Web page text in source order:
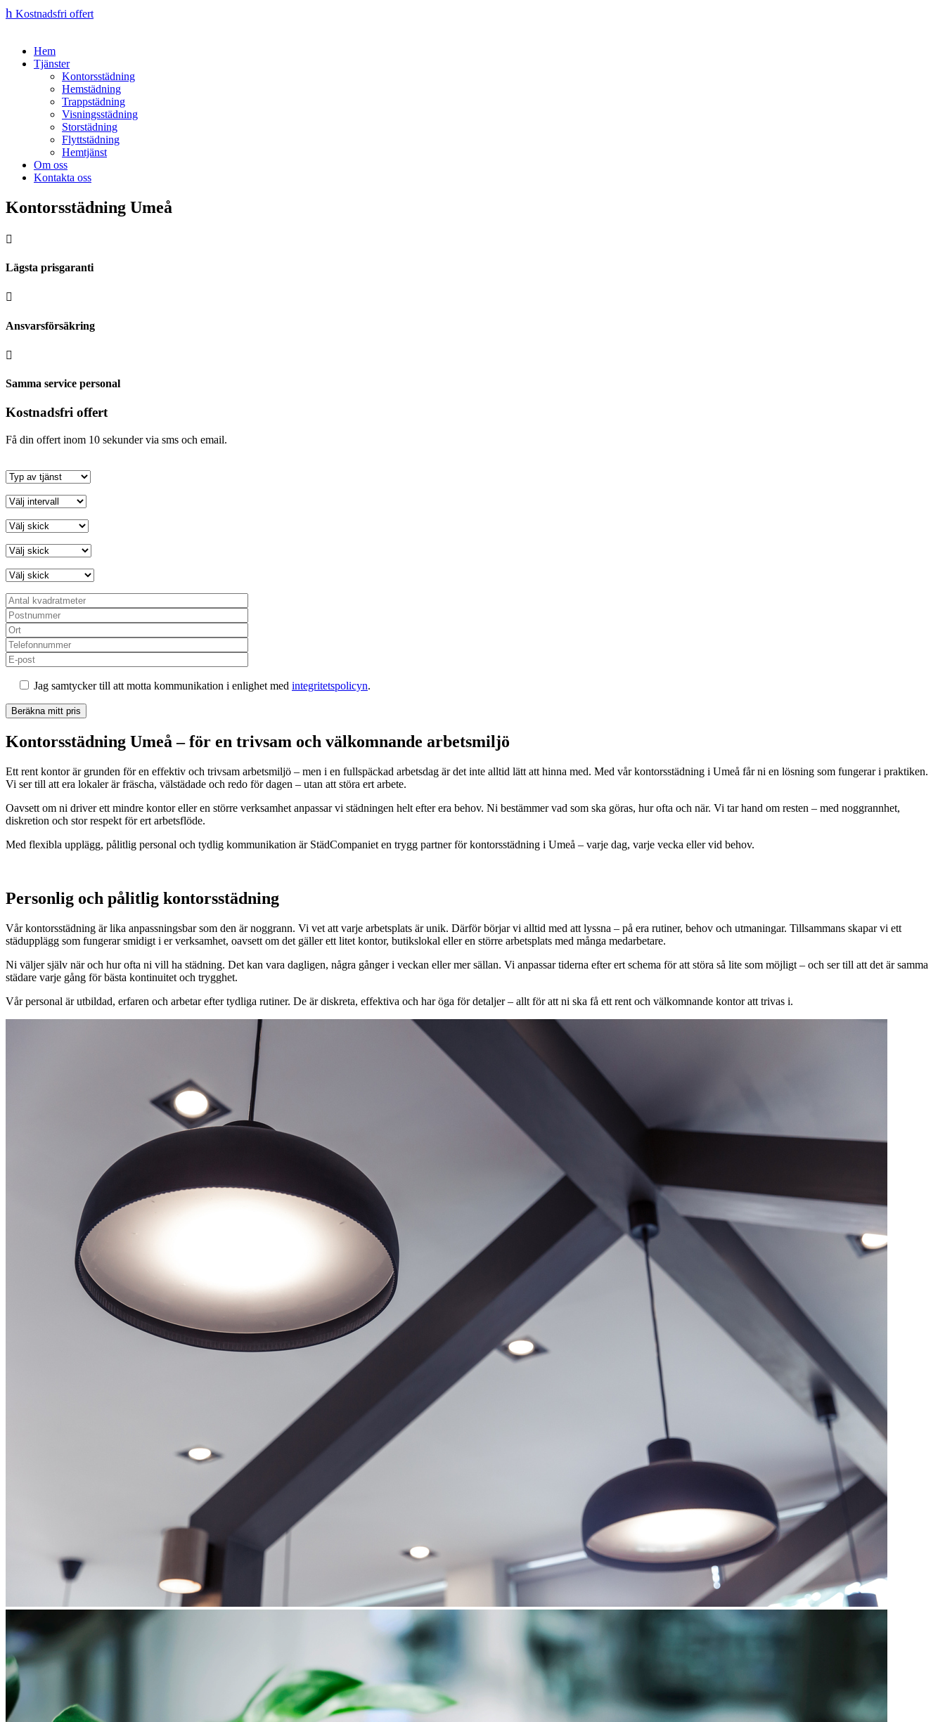
h Kostnadsfri offert
Hem
Tjänster
Kontorsstädning
Hemstädning
Trappstädning
Visningsstädning
Storstädning
Flyttstädning
Hemtjänst
Om oss
Kontakta oss
Kontorsstädning Umeå

Lägsta prisgaranti

Ansvarsförsäkring

Samma service personal
Kostnadsfri offert
Få din offert inom 10 sekunder via sms och email.
Jag samtycker till att motta kommunikation i enlighet med integritetspolicyn.
Kontorsstädning Umeå – för en trivsam och välkomnande arbetsmiljö
Ett rent kontor är grunden för en effektiv och trivsam arbetsmiljö – men i en fullspäckad arbetsdag är det inte alltid lätt att hinna med. Med vår kontorsstädning i Umeå får ni en lösning som fungerar i praktiken.
Vi ser till att era lokaler är fräscha, välstädade och redo för dagen – utan att störa ert arbete.
Oavsett om ni driver ett mindre kontor eller en större verksamhet anpassar vi städningen helt efter era behov. Ni bestämmer vad som ska göras, hur ofta och när. Vi tar hand om resten – med noggrannhet,
diskretion och stor respekt för ert arbetsflöde.
Med flexibla upplägg, pålitlig personal och tydlig kommunikation är StädCompaniet en trygg partner för kontorsstädning i Umeå – varje dag, varje vecka eller vid behov.
Personlig och pålitlig kontorsstädning
Vår kontorsstädning är lika anpassningsbar som den är noggrann. Vi vet att varje arbetsplats är unik. Därför börjar vi alltid med att lyssna – på era rutiner, behov och utmaningar. Tillsammans skapar vi ett
städupplägg som fungerar smidigt i er verksamhet, oavsett om det gäller ett litet kontor, butikslokal eller en större arbetsplats med många medarbetare.
Ni väljer själv när och hur ofta ni vill ha städning. Det kan vara dagligen, några gånger i veckan eller mer sällan. Vi anpassar tiderna efter ert schema för att störa så lite som möjligt – och ser till att det är samma
städare varje gång för bästa kontinuitet och trygghet.
Vår personal är utbildad, erfaren och arbetar efter tydliga rutiner. De är diskreta, effektiva och har öga för detaljer – allt för att ni ska få ett rent och välkomnande kontor att trivas i.